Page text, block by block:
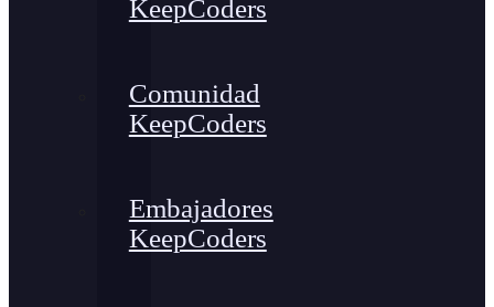
KeepCoders
Comunidad
KeepCoders
Embajadores
KeepCoders